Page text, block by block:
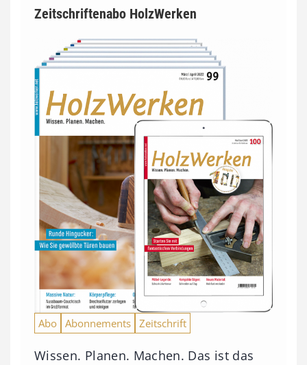
Zeitschriftenabo HolzWerken
Abo Abonnements Zeitschrift
Wissen. Planen. Machen. Das ist das